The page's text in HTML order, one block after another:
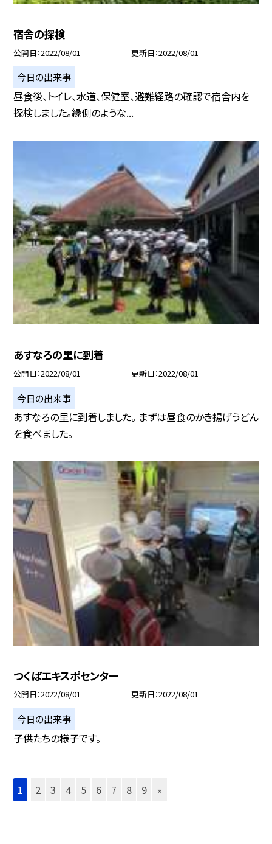
宿舎の探検
公開日 2022/08/01 更新日 2022/08/01
今日の出来事
昼食後、トイレ、水道、保健室、避難経路の確認で宿舎内を
探検しました。縁側のような...
あすなろの里に到着
公開日 2022/08/01 更新日 2022/08/01
今日の出来事
あすなろの里に到着しました。 まずは昼食のかき揚げうどん
を食べました。
つくばエキスポセンター
公開日 2022/08/01 更新日 2022/08/01
今日の出来事
子供たちの様子です。
1 2 3 4 5 6 7 8 9 »